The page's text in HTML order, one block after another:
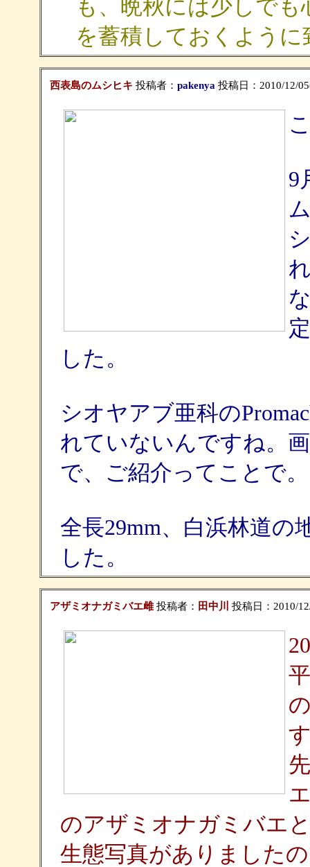
も、晩秋には少しで
を蓄積しておくように
西表島のムシヒキ 投稿者： pakenya 投稿日：2010/12/
9
した。
シオヤアブ亜科の
れていないんですね。
で、ご紹介ってことで。
全長29mm、白浜林道の
した。
アザミオナガミバエ雌投稿者： 田中川 投稿日：2010/
のアザミオナガミバエ
生態写真がありました